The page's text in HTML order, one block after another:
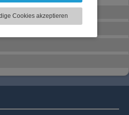
werden ggf.
Verwendung unserer
und Analysen
Partner führen diese
Cookies akzeptieren